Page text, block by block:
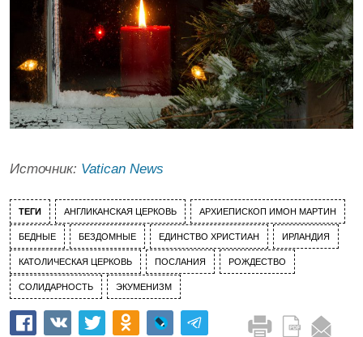
Источник: Vatican News
ТЕГИ АНГЛИКАНСКАЯ ЦЕРКОВЬ АРХИЕПИСКОП ИМОН МАРТИН
БЕДНЫЕ БЕЗДОМНЫЕ ЕДИНСТВО ХРИСТИАН ИРЛАНДИЯ
КАТОЛИЧЕСКАЯ ЦЕРКОВЬ ПОСЛАНИЯ РОЖДЕСТВО
СОЛИДАРНОСТЬ ЭКУМЕНИЗМ